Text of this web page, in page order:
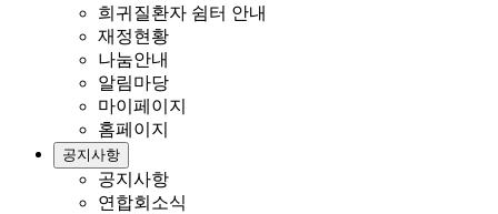
희귀질환자 쉼터 안내
재정현황
나눔안내
알림마당
마이페이지
홈페이지
공지사항
공지사항
연합회소식